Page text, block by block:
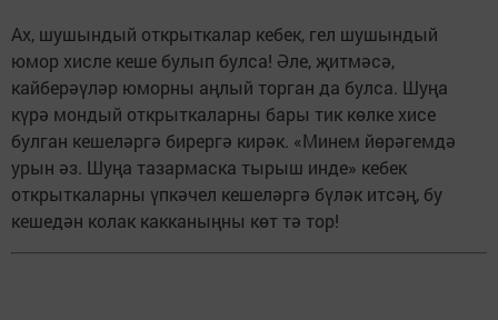
Ах, шушындый открыткалар кебек, гел шушындый
юмор хисле кеше булып булса! Әле, җитмәсә,
кайберәүләр юморны аңлый торган да булса. Шуңа
күрә мондый открыткаларны бары тик көлке хисе
булган кешеләргә бирергә кирәк. «Минем йөрәгемдә
урын әз. Шуңа тазармаска тырыш инде» кебек
открыткаларны үпкәчел кешеләргә бүләк итсәң, бу
кешедән колак какканыңны көт тә тор!